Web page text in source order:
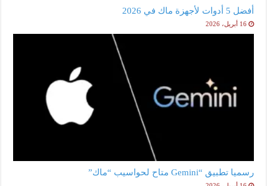
أفضل 5 أدوات لأجهزة ماك في 2026
16 أبريل، 2026
رسميا تطبيق “Gemini متاح لحواسيب “ماك”